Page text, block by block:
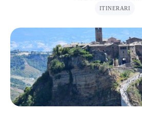
ITINERARI